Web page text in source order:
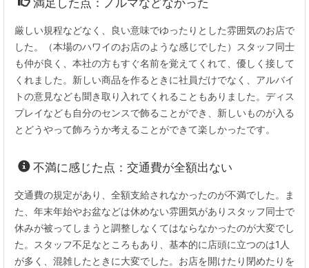
満足した点：ノルマなどなかった
厳しい規程などなく、良い意味でゆったりとした雰囲気のお店で
した。（本場のハワイのお店のような感じでした）スタッフ同士
も仲が良く、本社の方もすぐ名前を覚えてくれて、優しく接して
くれました。新しい商品を作るときに社員だけでなく、アルバイ
トの意見なども聞き取り入れてくれることもありました。ディス
プレイなども自分のセンスで飾ることができ、新しいものが入る
とどうやって飾ろうか考えることができて楽しかったです。
不満に感じた点：交通費が全額出ない
交通費の規定があり、全額支給されなかったのが不満でした。ま
た、年末年始やお盆などは休めない雰囲気がありスタッフ同士で
休みが被ってしまうと調整しなくてはならなかったのが大変でし
た。スタッフ不足なところもあり、基本的に店頭に立つのは1人
が多く、混雑したときに大変でした。お店を開けたり閉めたりを